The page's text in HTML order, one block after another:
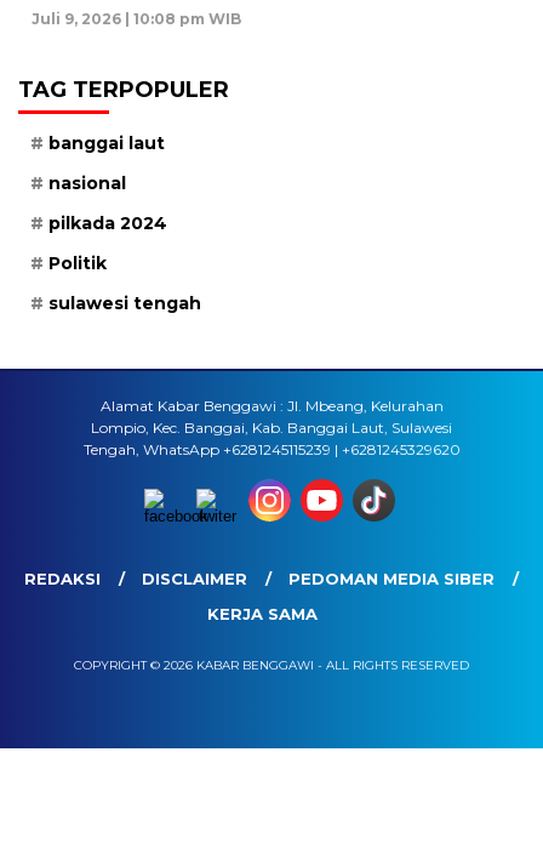
Juli 9, 2026 | 10:08 pm WIB
TAG TERPOPULER
banggai laut
nasional
pilkada 2024
Politik
sulawesi tengah
Alamat Kabar Benggawi : Jl. Mbeang, Kelurahan
Lompio, Kec. Banggai, Kab. Banggai Laut, Sulawesi
Tengah, WhatsApp +6281245115239 | +6281245329620
REDAKSI DISCLAIMER
PEDOMAN MEDIA SIBER
KERJA SAMA
COPYRIGHT © 2026 KABAR BENGGAWI - ALL RIGHTS RESERVED